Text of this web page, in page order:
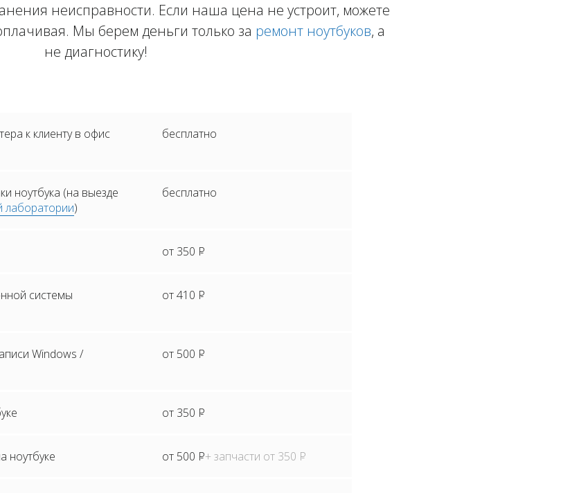
неисправности. Если наша цена не устроит, можете
Мы берем деньги только за ремонт ноутбуков, а
не диагностику!
к клиенту в офис
бесплатно
ноутбука (на выезде
лаборатории)
бесплатно
от 350 Р
системы
от 410 Р
Windows /
от 500 Р
от 350 Р
ноутбуке от 500 Р+ запчасти от 350 Р